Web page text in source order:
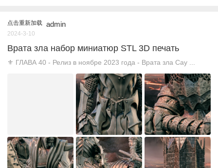
点击重新加载 admin
2024-3-10
Врата зла набор миниатюр STL 3D печать
⚜️ ГЛАВА 40 - Релиз в ноябре 2023 года - Врата зла Сау ...